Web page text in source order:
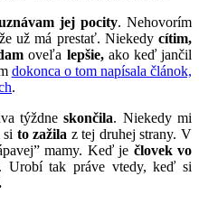
jej pocity. Nehovorím
už má prestať. Niekedy cítim,
oveľa lepšie,ako keď jančil
dokonca o tom napísala článok,
.
týždneskončila. Niekedy mi
si to zažila z tej druhej strany. V
mamy. Keď je človek vo
Urobí tak práve vtedy, keď si